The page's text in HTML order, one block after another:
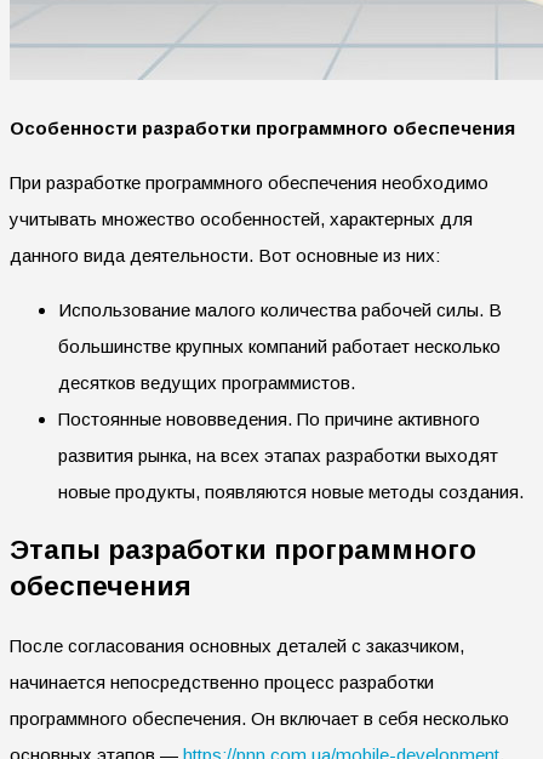
Особенности разработки программного обеспечения
При разработке программного обеспечения необходимо
учитывать множество особенностей, характерных для
данного вида деятельности. Вот основные из них:
Использование малого количества рабочей силы. В
большинстве крупных компаний работает несколько
десятков ведущих программистов.
Постоянные нововведения. По причине активного
развития рынка, на всех этапах разработки выходят
новые продукты, появляются новые методы создания.
Этапы разработки программного
обеспечения
После согласования основных деталей с заказчиком,
начинается непосредственно процесс разработки
программного обеспечения. Он включает в себя несколько